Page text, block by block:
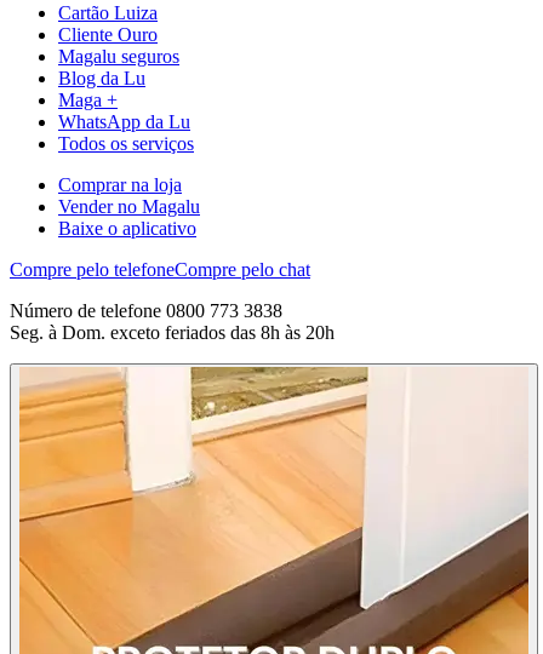
Cartão Luiza
Cliente Ouro
Magalu seguros
Blog da Lu
Maga +
WhatsApp da Lu
Todos os serviços
Comprar na loja
Vender no Magalu
Baixe o aplicativo
Compre pelo telefoneCompre pelo chat
Número de telefone 0800 773 3838
Seg. à Dom. exceto feriados das 8h às 20h